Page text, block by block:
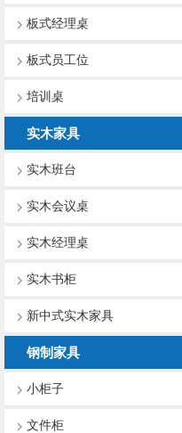
板式经理桌
板式员工位
培训桌
实木家具
实木班台
实木会议桌
实木经理桌
实木书柜
新中式实木家具
钢制家具
小柜子
文件柜